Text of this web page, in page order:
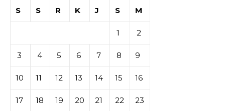
S
S R K J S M
1 2
3 4 5 6 7 8 9
10 11 12 13 14 15 16
17 18 19 20 21 22 23